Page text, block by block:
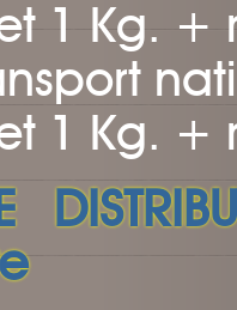
1 Kg. +
1 Kg. +